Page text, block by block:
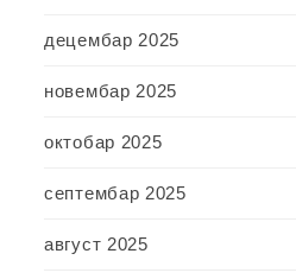
децембар 2025
новембар 2025
октобар 2025
септембар 2025
август 2025